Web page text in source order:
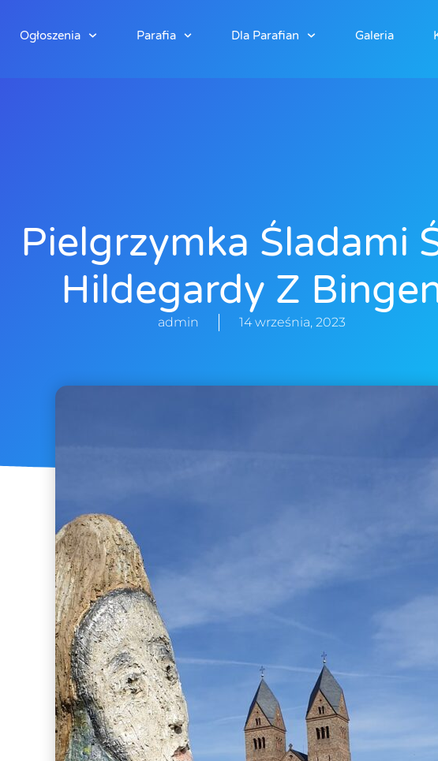
Ogłoszenia Parafia Dla Parafian Galeria
Pielgrzymka Śladami
Hildegardy Z
admin 14 września, 2023